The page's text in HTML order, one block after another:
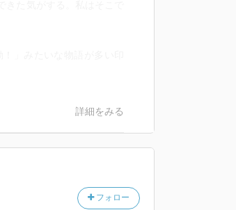
詳細をみる
フォロー